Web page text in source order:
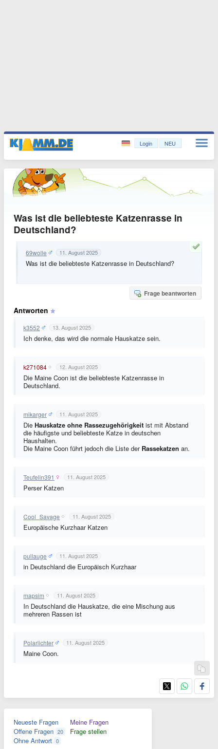
Login NEU
Was ist die beliebteste Katzenrasse in
Deutschland?
69wolle 11. August 2025
Was ist die beliebteste Katzenrasse in Deutschland?
Frage beantworten
Antworten
k3552 13. August 2025
Ich denke, das wird die normale Hauskatze sein.
k271084 12. August 2025
Die Maine Coon ist die beliebteste Katzenrasse in
Deutschland.
mikarger 11. August 2025
Die Hauskatze ohne Rassezugehörigkeit ist mit Abstand
die häufigste und beliebteste Katze in deutschen
Haushalten.
Die Maine Coon führt jedoch die Liste der Rassekatzen an.
Teufelin391 11. August 2025
Perser Katzen
Cool_Savage 11. August 2025
Europäische Kurzhaar Katzen
pullauge 11. August 2025
in Deutschland die Europäisch Kurzhaar
mapsim 11. August 2025
In Deutschland die Hauskatze, die eine Mischung aus
mehreren Rassen ist
Polarlichter 11. August 2025
Maine Coon.
Neueste Fragen
Offene Fragen 20
Ohne Antwort 0
Meine Fragen
Frage stellen